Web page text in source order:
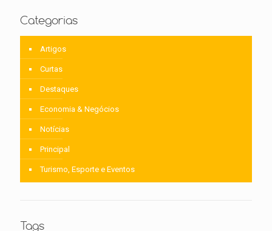
Categorias
Artigos
Curtas
Destaques
Economia & Negócios
Notícias
Principal
Turismo, Esporte e Eventos
Tags